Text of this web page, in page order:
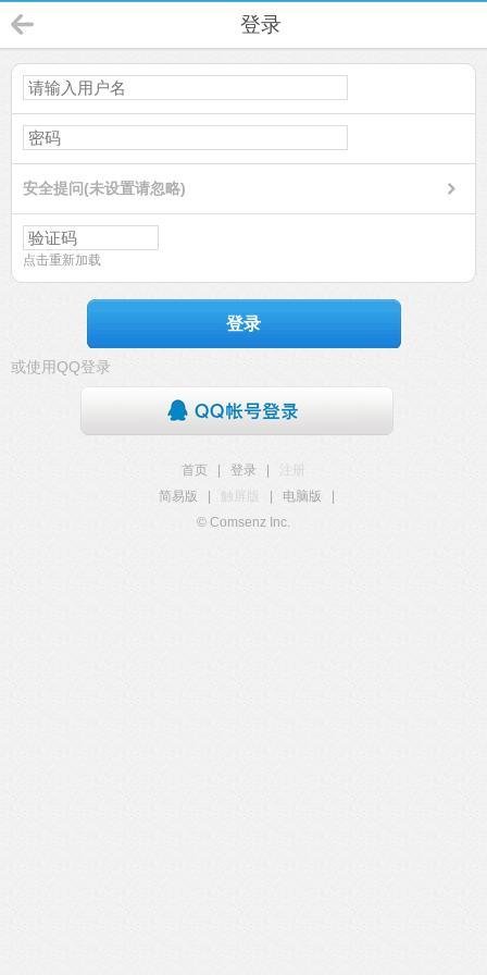
登录
安全提问(未设置请忽略)
点击重新加载
登录
或使用QQ登录
首页 登录
注册
简易版
触屏版 电脑版
© Comsenz Inc.